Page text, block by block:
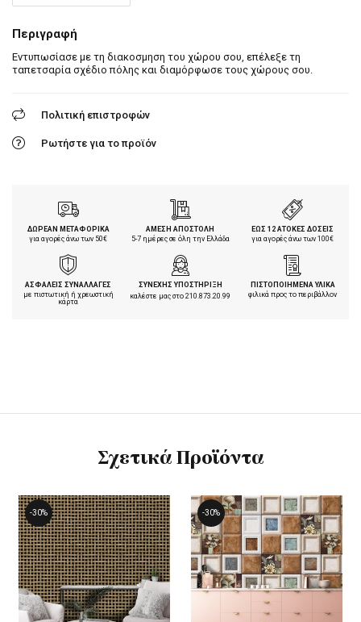
Περιγραφή
Εντυπωσίασε με τη διακοσμηση του χώρου σου, επέλεξε τη
ταπετσαρία σχέδιο πόλης και διαμόρφωσε τους χώρους σου.
Πολιτική επιστροφών
Ρωτήστε για το προϊόν
ΔΩΡΕΑΝ ΜΕΤΑΦΟΡΙΚΑ
για αγορές άνω των 50€
ΑΜΕΣΗ ΑΠΟΣΤΟΛΗ
5-7 ημέρες σε όλη την Ελλάδα
ΕΩΣ 12 ΑΤΟΚΕΣ ΔΟΣΕΙΣ
για αγορές άνω των 100€
ΑΣΦΑΛΕΙΣ ΣΥΝΑΛΛΑΓΕΣ
με πιστωτική ή χρεωστική
κάρτα
ΣΥΝΕΧΗΣ ΥΠΟΣΤΗΡΙΞΗ
καλέστε μας στο210.873.20.99
ΠΙΣΤΟΠΟΙΗΜΕΝΑ ΥΛΙΚΑ
φιλικά προς το περιβάλλον
Σχετικά Προϊόντα
-30% -30%